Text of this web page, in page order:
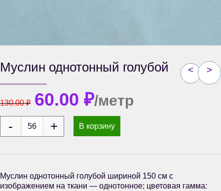
< >
Муслин однотонный голубой
130.00₽ 60.00 ₽/метр
В корзину
Муслин однотонный голубой шириной 150 см с
изображением на ткани — однотонное; цветовая гамма: